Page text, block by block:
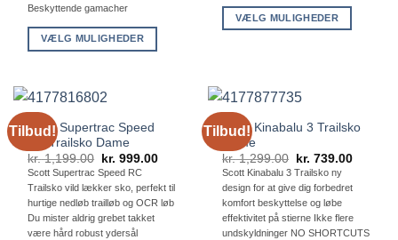
Beskyttende gamacher
VÆLG MULIGHEDER
har
flere
varianter.
Mulighederne
kan
vælges
på
varesiden
VÆLG MULIGHEDER
flere
varianter.
Mulighederne
kan
vælges
på
varesiden
Tilbud!
Scott Supertrac Speed
RC Trailsko Dame
kr.1,199.00 Den
oprindelige
pris
var:
kr. 1,199.00.
kr. 999.00Den
pris
er:
kr. 999.00.
Scott Supertrac Speed RC
Trailsko vild lækker sko, perfekt til
hurtige nedløb trailløb og OCR løb
Du mister aldrig grebet takket
være hård robust ydersål
Tilbud!
Scott Kinabalu 3 Trailsko
Dame
kr.1,299.00 Den
oprindelige
pris
var:
kr. 1,299.00.
kr. 739.00Den
er:
Scott Kinabalu 3 Trailsko ny
design for at give dig forbedret
komfort beskyttelse og løbe
effektivitet på stierne Ikke flere
undskyldninger NO SHORTCUTS